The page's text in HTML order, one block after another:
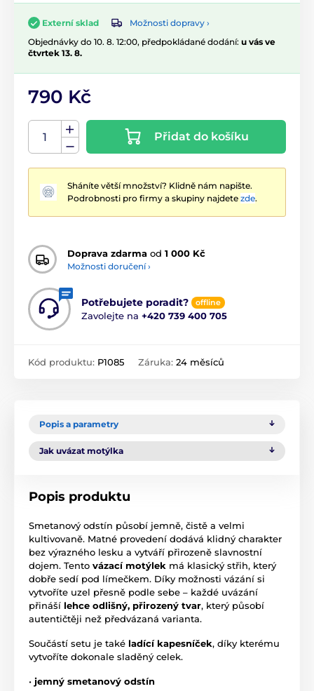
Externí sklad
Možnosti dopravy ›
Objednávky do 10. 8. 12:00, předpokládané dodání: u vás ve
čtvrtek 13. 8.
790 Kč
Přidat do košíku
Sháníte větší množství? Klidně nám napište.
Podrobnosti pro firmy a skupiny najdete zde.
Doprava zdarma od 1 000 Kč
Možnosti doručení ›
Potřebujete poradit? offline
Zavolejte na +420 739 400 705
Kód produktu: P1085 Záruka: 24 měsíců
Popis a parametry
Jak uvázat motýlka
Popis produktu
Smetanový odstín působí jemně, čistě a velmi
kultivovaně. Matné provedení dodává klidný charakter
bez výrazného lesku a vytváří přirozeně slavnostní
dojem. Tento vázací motýlek má klasický střih, který
dobře sedí pod límečkem. Díky možnosti vázání si
vytvoříte uzel přesně podle sebe – každé uvázání
přináší lehce odlišný, přirozený tvar, který působí
autentičtěji než předvázaná varianta.
Součástí setu je také ladící kapesníček, díky kterému
vytvoříte dokonale sladěný celek.
• jemný smetanový odstín